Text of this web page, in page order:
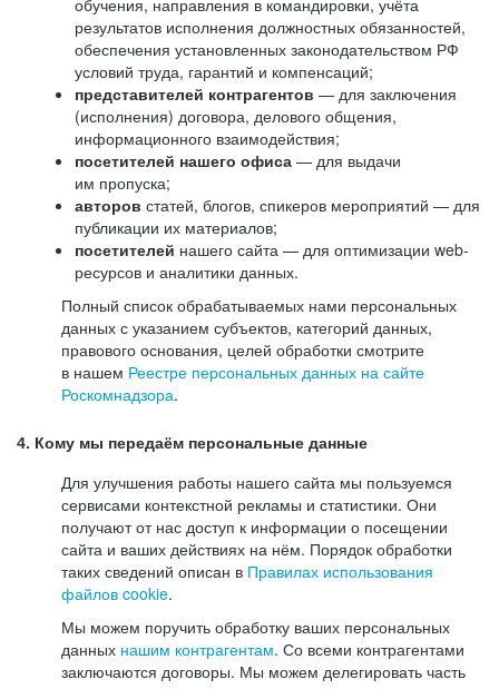
обучения, направления в командировки, учёта
результатов исполнения должностных обязанностей,
обеспечения установленных законодательством РФ
условий труда, гарантий и компенсаций;
представителей контрагентов — для заключения
(исполнения) договора, делового общения,
информационного взаимодействия;
посетителей нашего офиса — для выдачи
им пропуска;
авторов статей, блогов, спикеров мероприятий — для
публикации их материалов;
посетителей нашего сайта — для оптимизации web-
ресурсов и аналитики данных.
Полный список обрабатываемых нами персональных
данных с указанием субъектов, категорий данных,
правового основания, целей обработки смотрите
в нашем Реестре персональных данных на сайте
Роскомнадзора.
4. Кому мы передаём персональные данные
Для улучшения работы нашего сайта мы пользуемся
сервисами контекстной рекламы и статистики. Они
получают от нас доступ к информации о посещении
сайта и ваших действиях на нём. Порядок обработки
таких сведений описан в Правилах использования
файлов cookie.
Мы можем поручить обработку ваших персональных
данных нашим контрагентам. Со всеми контрагентами
заключаются договоры. Мы можем делегировать часть